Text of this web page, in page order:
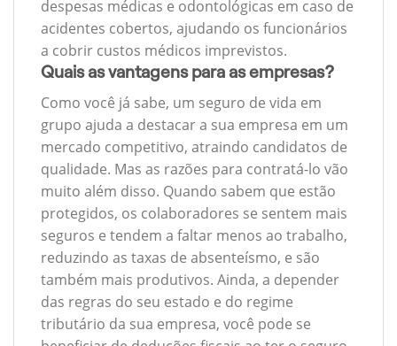
despesas médicas e odontológicas em caso de
acidentes cobertos, ajudando os funcionários
a cobrir custos médicos imprevistos.
Quais as vantagens para as empresas?
Como você já sabe, um seguro de vida em
grupo ajuda a destacar a sua empresa em um
mercado competitivo, atraindo candidatos de
qualidade. Mas as razões para contratá-lo vão
muito além disso. Quando sabem que estão
protegidos, os colaboradores se sentem mais
seguros e tendem a faltar menos ao trabalho,
reduzindo as taxas de absenteísmo, e são
também mais produtivos. Ainda, a depender
das regras do seu estado e do regime
tributário da sua empresa, você pode se